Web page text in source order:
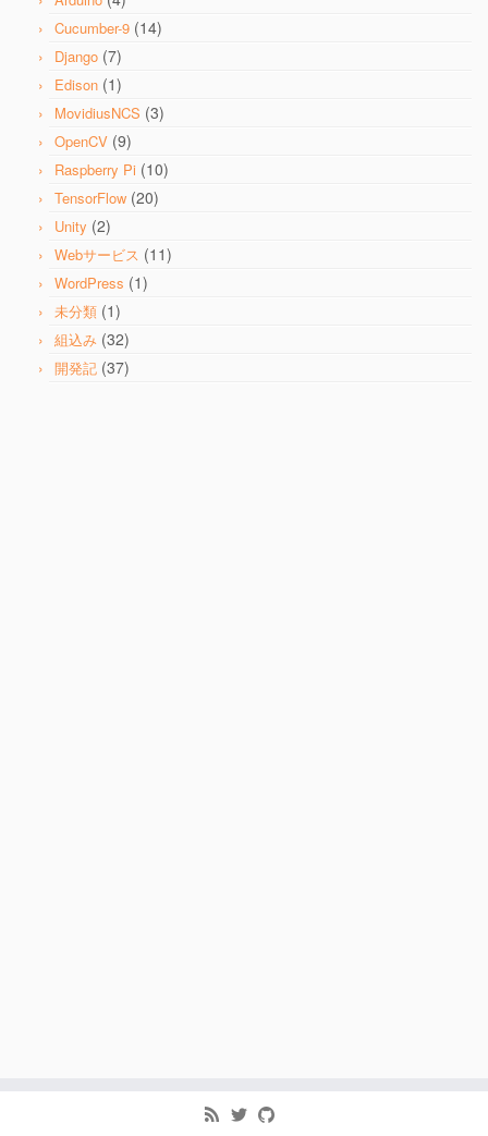
Cucumber-9 (14)
Django (7)
Edison (1)
MovidiusNCS (3)
OpenCV (9)
Raspberry Pi (10)
TensorFlow (20)
Unity (2)
Webサービス (11)
WordPress (1)
未分類 (1)
組込み (32)
開発記 (37)